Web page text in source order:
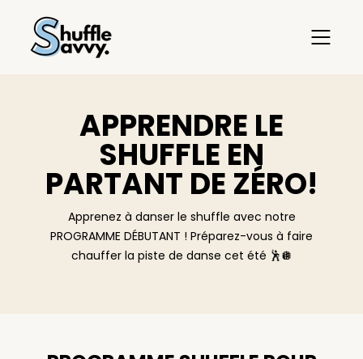
APPRENDRE LE
SHUFFLE EN
PARTANT DE ZÉRO!
Apprenez à danser le shuffle avec notre
PROGRAMME DÉBUTANT ! Préparez-vous à faire
chauffer la piste de danse cet été 🕺🪩